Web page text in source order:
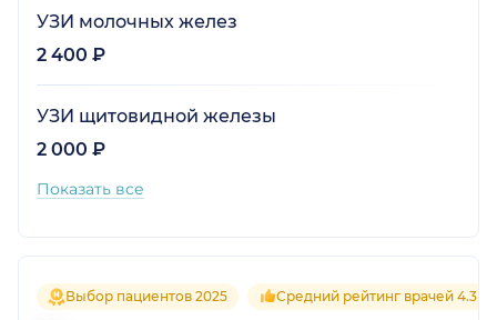
УЗИ молочных желез
2 400 ₽
УЗИ щитовидной железы
2 000 ₽
Показать все
Выбор пациентов 2025 Средний рейтинг врачей 4.3